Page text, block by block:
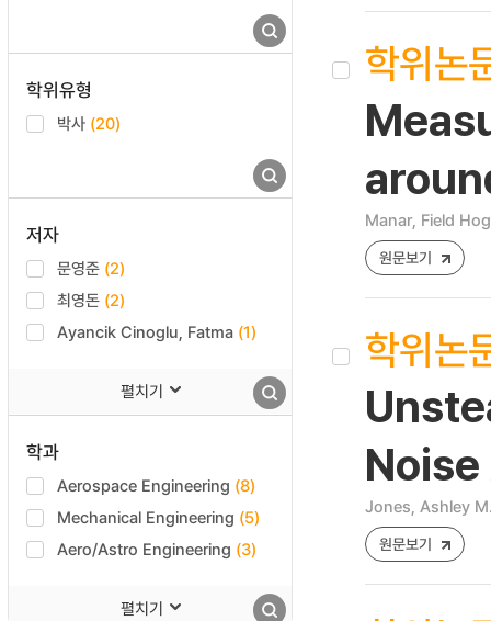
학위유형
박사 (20)
저자
문영준 (2)
최영돈 (2)
Ayancik Cinoglu, Fatma (1)
펼치기
학과
Aerospace Engineering (8)
Mechanical Engineering (5)
Aero/Astro Engineering (3)
펼치기
학위논
Manar, Field
원문보기
학위논
Jones, Ashley
원문보기